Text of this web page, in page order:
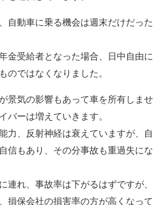
自動車に乗る機会は週末だけだった
金受給者となった場合、日中自由に
のではなくなりました。
景気の影響もあって車を所有しませ
バーは増えていきます。
力、反射神経は衰えていますが、自
信もあり、その分事故も重過失にな
連れ、事故率は下がるはずですが、
損保会社の損害率の方が高くなって